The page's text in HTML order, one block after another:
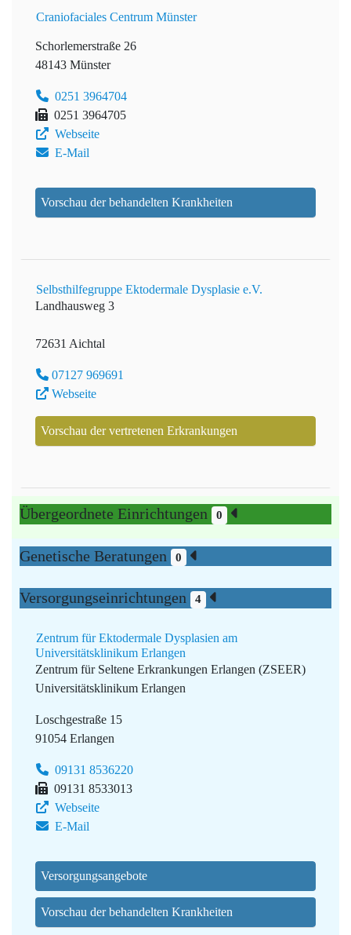
Craniofaciales Centrum Münster
Schorlemerstraße 26
48143 Münster
0251 3964704
0251 3964705
Webseite
E-Mail
Vorschau der behandelten Krankheiten
Selbsthilfegruppe Ektodermale Dysplasie e.V.
Landhausweg 3
72631 Aichtal
07127 969691
Webseite
Vorschau der vertretenen Erkrankungen
Übergeordnete Einrichtungen 0
Genetische Beratungen 0
Versorgungseinrichtungen 4
Zentrum für Ektodermale Dysplasien am
Universitätsklinikum Erlangen
Zentrum für Seltene Erkrankungen Erlangen (ZSEER)
Universitätsklinikum Erlangen
Loschgestraße 15
91054 Erlangen
09131 8536220
09131 8533013
Webseite
E-Mail
Versorgungsangebote
Vorschau der behandelten Krankheiten